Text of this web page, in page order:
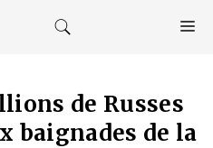
de Russes
baignades de la